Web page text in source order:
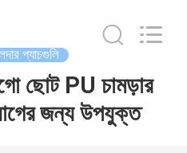
প্যাচগুলি
ছোট PU চামড়ার
জন্য উপযুক্ত